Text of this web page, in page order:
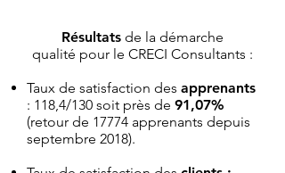
Résultats de la démarche
qualité pour le CRECI Consultants :
Taux de satisfaction des apprenants
: 118,4/130 soit près de 91,07%
(retour de 17774 apprenants depuis
septembre 2018).